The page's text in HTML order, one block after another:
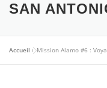
SAN
Accueil »Mission Alamo #6 :